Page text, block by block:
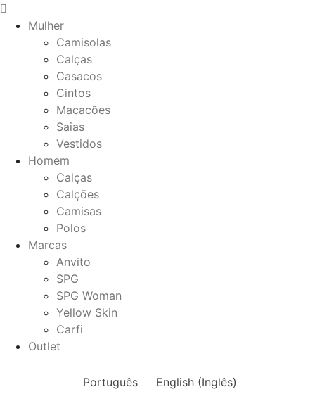
Mulher
Camisolas
Calças
Casacos
Cintos
Macacões
Saias
Vestidos
Homem
Calças
Calções
Camisas
Polos
Marcas
Anvito
SPG
SPG Woman
Yellow Skin
Carfi
Outlet
Português English(Inglês)